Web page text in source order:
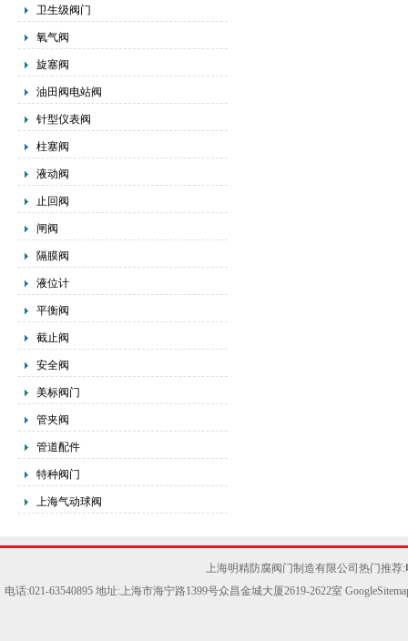
卫生级阀门
氧气阀
旋塞阀
油田阀电站阀
针型仪表阀
柱塞阀
液动阀
止回阀
闸阀
隔膜阀
液位计
平衡阀
截止阀
安全阀
美标阀门
管夹阀
管道配件
特种阀门
上海气动球阀
上海明精防腐阀门制造有限公司热门推荐:
电话:021-63540895 地址:上海市海宁路1399号众昌金城大厦2619-2622室